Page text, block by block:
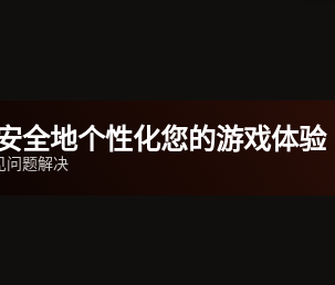
全地个性化您的游戏体验
问题解决